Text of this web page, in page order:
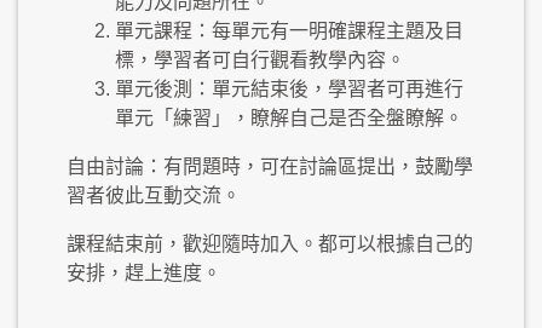
單元課程：每單元有一明確課程主題及目
標，學習者可自行觀看教學內容。
單元後測：單元結束後，學習者可再進行
單元「練習」，瞭解自己是否全盤瞭解。
自由討論：有問題時，可在討論區提出，鼓勵學
習者彼此互動交流。
課程結束前，歡迎隨時加入。都可以根據自己的
安排，趕上進度。